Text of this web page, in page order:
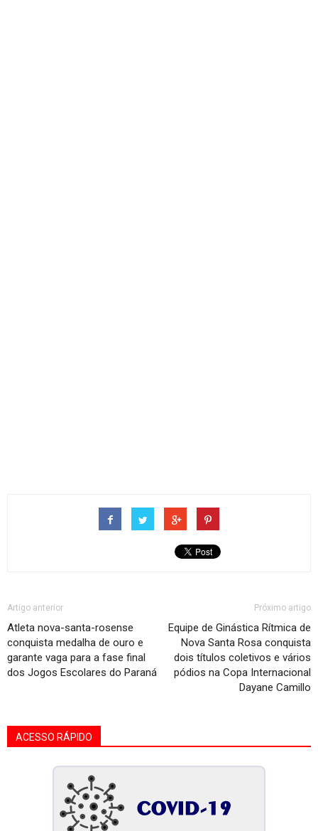
Artigo anterior
Atleta nova-santa-rosense
conquista medalha de ouro e
garante vaga para a fase final
dos Jogos Escolares do Paraná
Próximo artigo
Equipe de Ginástica Rítmica de
Nova Santa Rosa conquista
dois títulos coletivos e vários
pódios na Copa Internacional
Dayane Camillo
ACESSO RÁPIDO